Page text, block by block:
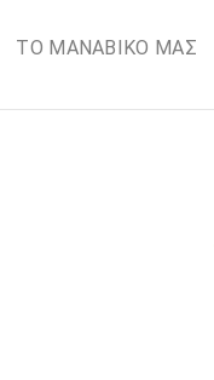
ΤΟ ΜΑΝΑΒΙΚΟ ΜΑΣ